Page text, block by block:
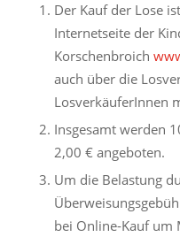
Der Kauf der Lose
Internetseite der
Korschenbroich
auch über die
LosverkäuferInnen
Insgesamt werden
2,00 € angeboten.
Um die Belastung
bei Online-Kauf um